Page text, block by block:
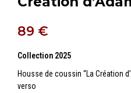
89 €
Collection 2025
Housse de coussin “La Création
verso